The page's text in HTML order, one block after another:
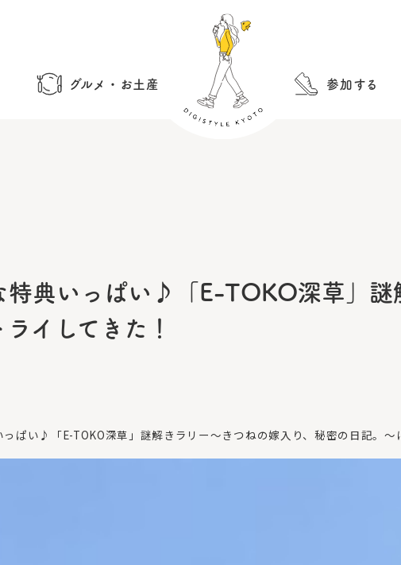
グルメ・お土産 参加する
特典いっぱい♪「E-TOKO深草」
イしてきた！
っぱい♪「E-TOKO深草」謎解きラリー～きつねの嫁入り、秘密の日記。